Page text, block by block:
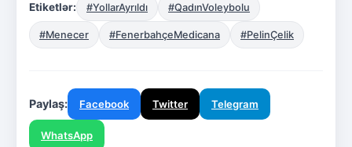
Etiketlər: #YollarAyrıldı #QadınVoleybolu
#Menecer #FenerbahçeMedicana #PelinÇelik
Paylaş: Facebook Twitter Telegram
WhatsApp